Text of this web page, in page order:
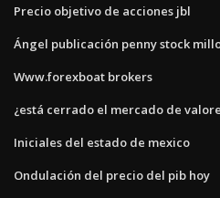
Precio objetivo de acciones jbl
Ángel publicación penny stock
Www.forexboat brokers
¿está cerrado el mercado de
Iniciales del estado de mexico
Ondulación del precio del pib hoy